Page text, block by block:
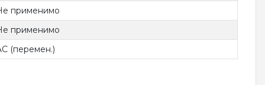
применимо
применимо
(перемен.)